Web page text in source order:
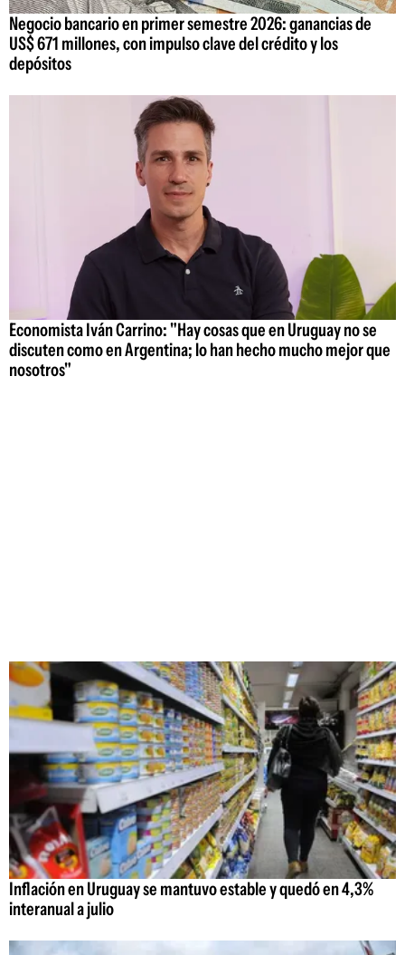
Negocio bancario en primer semestre 2026: ganancias de
US$ 671 millones, con impulso clave del crédito y los
depósitos
Economista Iván Carrino: "Hay cosas que en Uruguay no se
discuten como en Argentina; lo han hecho mucho mejor que
nosotros"
Inflación en Uruguay se mantuvo estable y quedó en 4,3%
interanual a julio